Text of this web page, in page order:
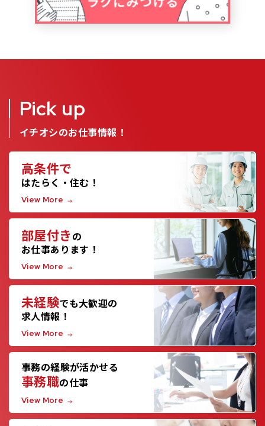
Pick up
イチオシのお仕事情報！
高条件で
はたらく・住む！
View More
部屋付き の
お仕事あります！
View More
未経験でも大歓迎の
求人情報！
View More
事務の経験が活かせる
事務職の仕事
View More